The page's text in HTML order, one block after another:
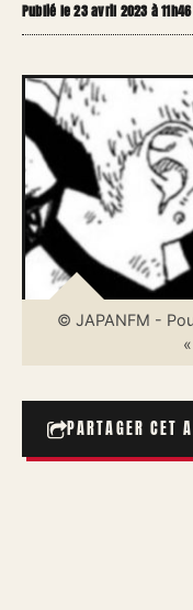
Publié le 23 avril 2023 à 11h46
© JAPANFM -
PARTAGER CET